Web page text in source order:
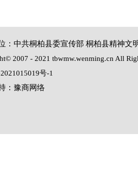
：中共桐柏县委宣传部 桐柏县精神文
2007 - 2021 tbwmw.wenming.cn All
号-1
：豫商网络